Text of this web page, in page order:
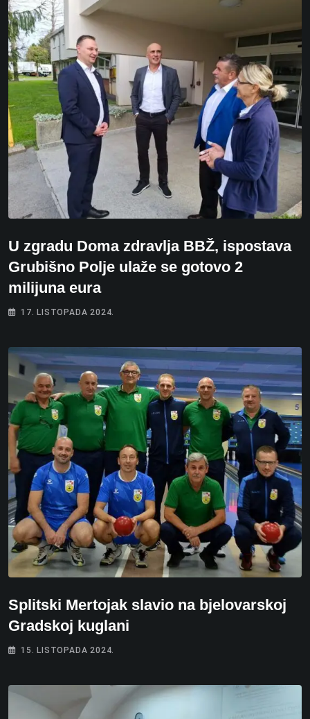
U zgradu Doma zdravlja BBŽ, ispostava
Grubišno Polje ulaže se gotovo 2
milijuna eura
17. LISTOPADA 2024.
Splitski Mertojak slavio na bjelovarskoj
Gradskoj kuglani
15. LISTOPADA 2024.